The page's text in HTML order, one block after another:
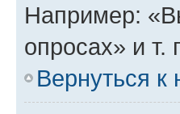
Например:
опросах» и т.
Вернуться к